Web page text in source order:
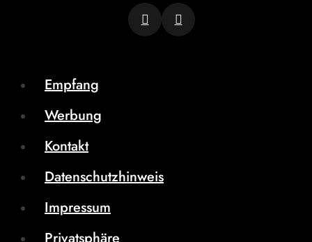
Empfang
Werbung
Kontakt
Datenschutzhinweis
Impressum